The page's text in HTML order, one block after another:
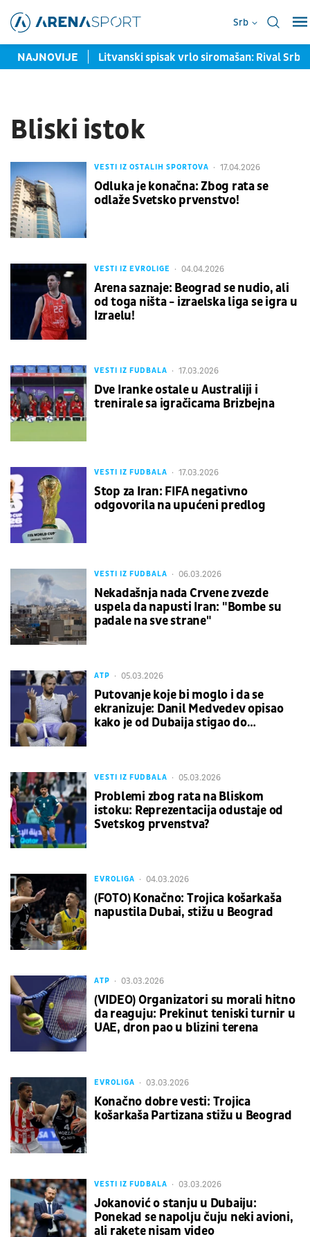
Srb
NAJNOVIJE
za zlato? Litvanski spisak vrlo siromašan: Rival
Bliski istok
VESTI IZ OSTALIH SPORTOVA 17.04.2026
Odluka je konačna: Zbog rata se
odlaže Svetsko prvenstvo!
VESTI IZ EVROLIGE 04.04.2026
Arena saznaje: Beograd se nudio, ali
od toga ništa - izraelska liga se igra u
Izraelu!
VESTI IZ FUDBALA 17.03.2026
Dve Iranke ostale u Australiji i
trenirale sa igračicama Brizbejna
VESTI IZ FUDBALA 17.03.2026
Stop za Iran: FIFA negativno
odgovorila na upućeni predlog
VESTI IZ FUDBALA 06.03.2026
Nekadašnja nada Crvene zvezde
uspela da napusti Iran: "Bombe su
padale na sve strane"
ATP 05.03.2026
Putovanje koje bi moglo i da se
ekranizuje: Danil Medvedev opisao
kako je od Dubaija stigao do
VESTI IZ FUDBALA 05.03.2026
Problemi zbog rata na Bliskom
istoku: Reprezentacija odustaje od
Svetskog prvenstva?
EVROLIGA 04.03.2026
(FOTO) Konačno: Trojica košarkaša
napustila Dubai, stižu u Beograd
ATP 03.03.2026
(VIDEO) Organizatori su morali hitno
da reaguju: Prekinut teniski turnir u
UAE, dron pao u blizini terena
EVROLIGA 03.03.2026
Konačno dobre vesti: Trojica
košarkaša Partizana stižu u Beograd
VESTI IZ FUDBALA 03.03.2026
Jokanović o stanju u Dubaiju:
Ponekad se napolju čuju neki avioni,
ali rakete nisam video